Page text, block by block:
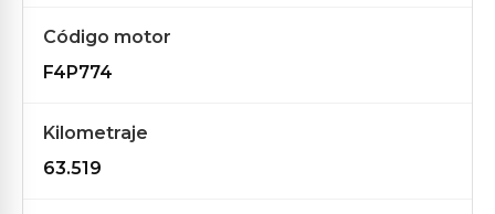
Código motor
F4P774
Kilometraje
63.519